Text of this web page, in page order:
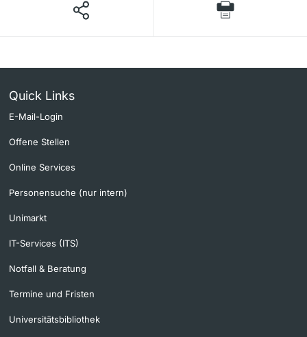
Quick Links
E-Mail-Login
Offene Stellen
Online Services
Personensuche (nur intern)
Unimarkt
IT-Services (ITS)
Notfall & Beratung
Termine und Fristen
Universitätsbibliothek